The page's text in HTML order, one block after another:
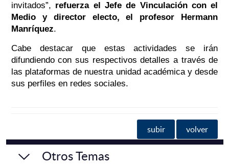
invitados”, refuerza el Jefe de Vinculación con el
Medio y director electo, el profesor Hermann
Manríquez.
Cabe destacar que estas actividades se irán
difundiendo con sus respectivos detalles a través de
las plataformas de nuestra unidad académica y desde
sus perfiles en redes sociales.
subir volver
Otros Temas